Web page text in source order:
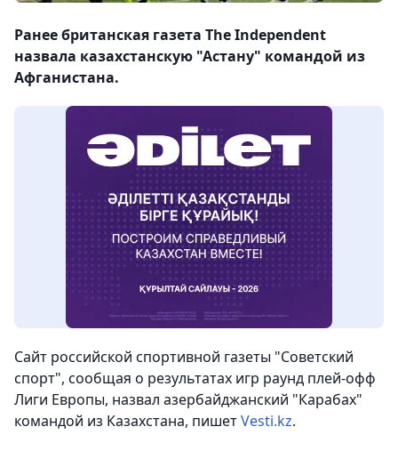
Ранее британская газета The Independent
назвала казахстанскую "Астану" командой из
Афганистана.
Сайт российской спортивной газеты "Советский
спорт", сообщая о результатах игр раунд плей-офф
Лиги Европы, назвал азербайджанский "Карабах"
командой из Казахстана, пишетVesti.kz.